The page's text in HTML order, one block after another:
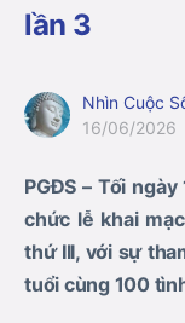
lần 3
Nhìn Cuộc
16/06/2026
PGĐS – Tối
chức lễ khai
thứ III, với sự
tuổi cùng 100